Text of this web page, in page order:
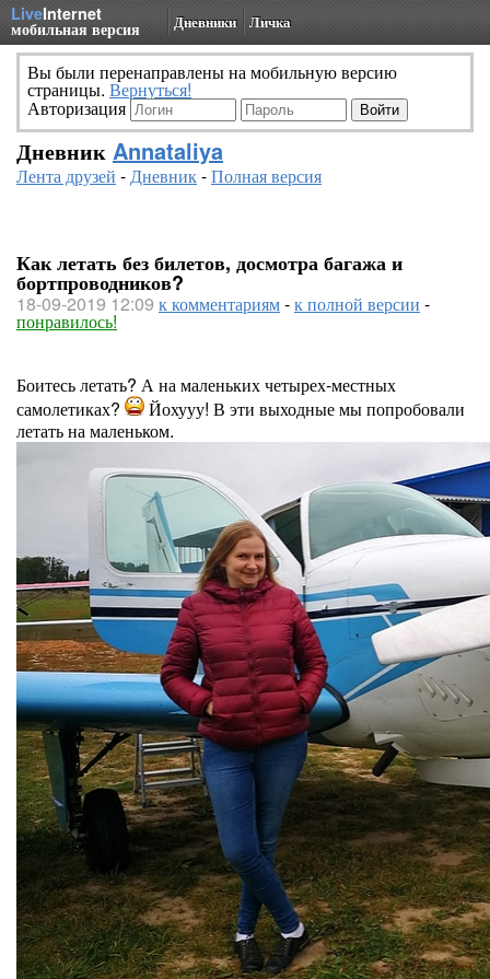
LiveInternet
мобильная версия Дневники Личка
Вы были перенаправлены на мобильную версию
страницы. Вернуться!
Авторизация
Дневник Annataliya
Лента друзей -Дневник-Полная версия
Как летать без билетов, досмотра багажа и
бортпроводников?
18-09-2019 12:09 к комментариям-к полной версии -
понравилось!
Боитесь летать? А на маленьких четырех-местных
самолетиках?
Йохууу! В эти выходные мы попробовали
летать на маленьком.